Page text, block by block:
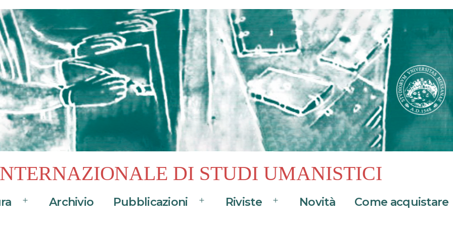
DI STUDI UMANISTICI
Apri
Archivio Pubblicazioni
Apri
Riviste
Apri
Novità Come acquistare